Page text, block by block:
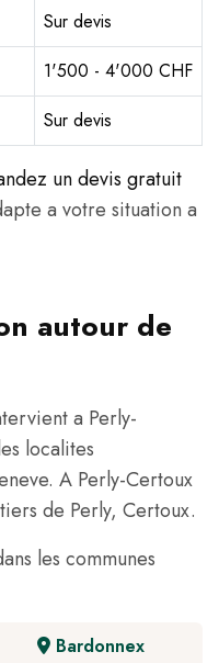
Sur devis
1'500 - 4'000 CHF
Sur devis
un devis gratuit
a votre situation a
autour de
a Perly-
localites
A Perly-Certoux
de Perly, Certoux.
les communes
Bardonnex